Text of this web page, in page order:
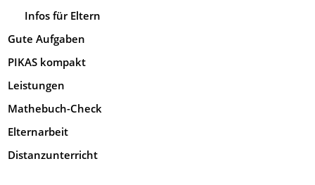
Infos für Eltern
Gute Aufgaben
PIKAS kompakt
Leistungen
Mathebuch-Check
Elternarbeit
Distanzunterricht